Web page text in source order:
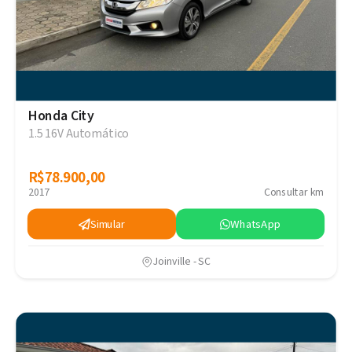
Honda City
1.5 16V Automático
R$78.900,00
R$78.900,00
2017 Consultar km
Simular WhatsApp
Joinville - SC